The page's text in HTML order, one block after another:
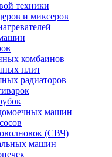
техники
и миксеров
комбаинов
плит
радиаторов
машин
(СВЧ)
машин